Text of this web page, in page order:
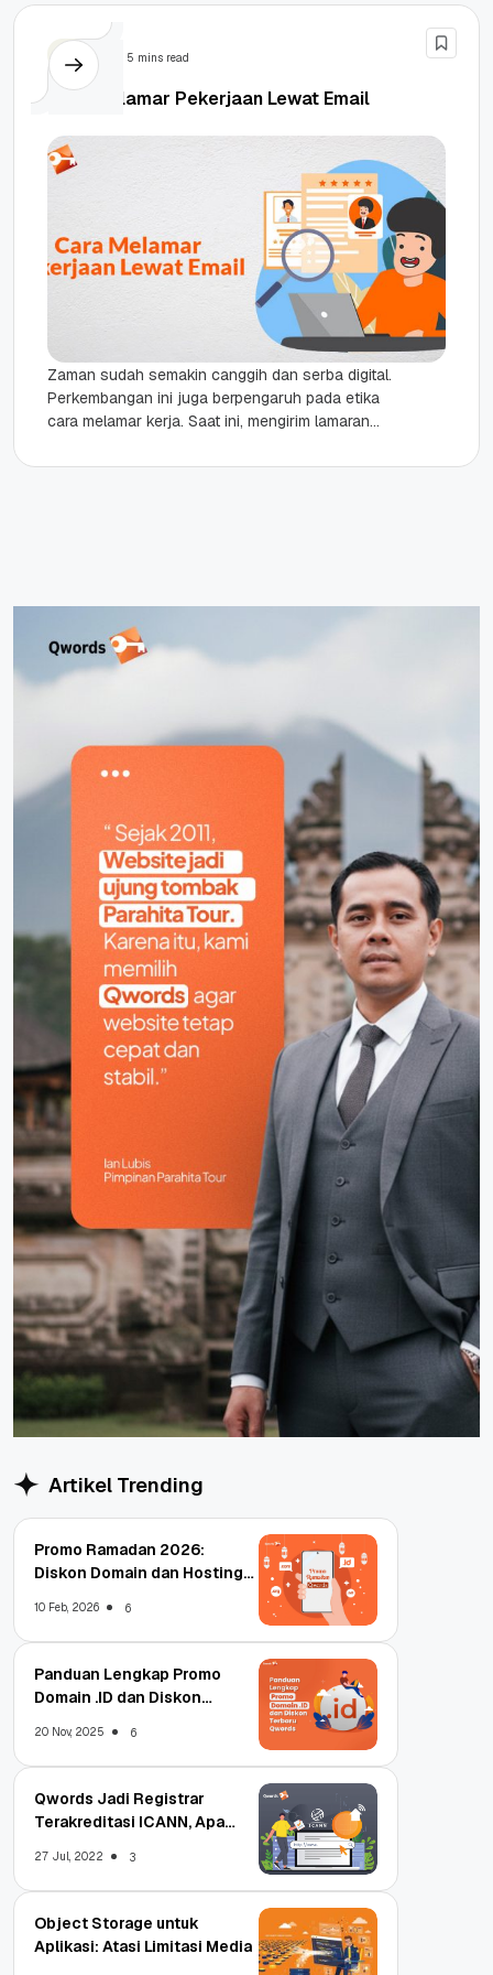
5 mins read
Cara Melamar Pekerjaan Lewat Email
Zaman sudah semakin canggih dan serba digital.
Perkembangan ini juga berpengaruh pada etika
cara melamar kerja. Saat ini, mengirim lamaran
Artikel Trending
Promo Ramadan 2026:
Diskon Domain dan Hosting
10 Feb, 2026 6
Panduan Lengkap Promo
Domain .ID dan Diskon
20 Nov, 2025 6
Qwords Jadi Registrar
Terakreditasi ICANN, Apa
27 Jul, 2022 3
Object Storage untuk
Aplikasi: Atasi Limitasi Media